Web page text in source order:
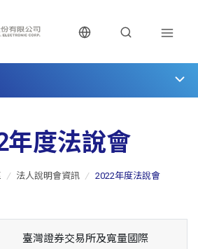
年度法說會
/ 法人說明會資訊 / 2022年度法說會
臺灣證券交易所及寬量國際